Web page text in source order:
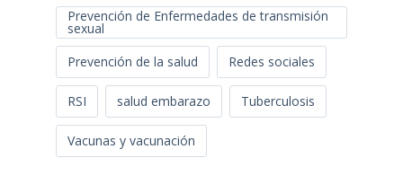
Prevención de Enfermedades de transmisión
sexual
Prevención de la salud
Redes sociales
RSI salud embarazo Tuberculosis
Vacunas y vacunación